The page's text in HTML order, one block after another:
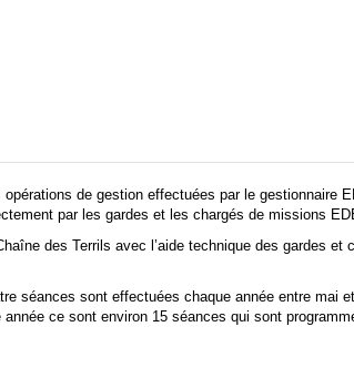
de gestion effectuées par le gestionnaire
par les gardes et les chargés de missions
des Terrils avec l’aide technique des gardes et
séances sont effectuées chaque année entre mai
ce sont environ 15 séances qui sont